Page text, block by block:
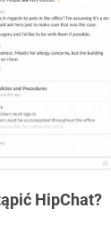
HipChat?